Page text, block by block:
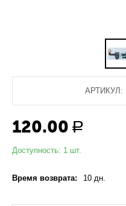
АРТИКУЛ:
120.00 Р
Доступность: 1 шт.
Время возврата: 10 дн.